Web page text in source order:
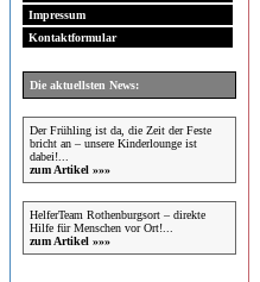
Impressum
Kontaktformular
Die aktuellsten News:
Der Frühling ist da, die Zeit der Feste
bricht an – unsere Kinderlounge ist
dabei!...
zum Artikel »»»
HelferTeam Rothenburgsort – direkte
Hilfe für Menschen vor Ort!...
zum Artikel »»»